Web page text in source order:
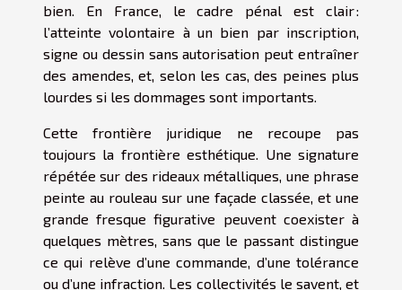
bien. En France, le cadre pénal est clair :
l’atteinte volontaire à un bien par inscription,
signe ou dessin sans autorisation peut entraîner
des amendes, et, selon les cas, des peines plus
lourdes si les dommages sont importants.
Cette frontière juridique ne recoupe pas
toujours la frontière esthétique. Une signature
répétée sur des rideaux métalliques, une phrase
peinte au rouleau sur une façade classée, et une
grande fresque figurative peuvent coexister à
quelques mètres, sans que le passant distingue
ce qui relève d’une commande, d’une tolérance
ou d’une infraction. Les collectivités le savent, et